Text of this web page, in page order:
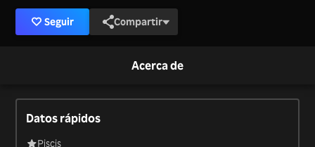
Seguir Compartir
Acerca de
Datos rápidos
Piscis